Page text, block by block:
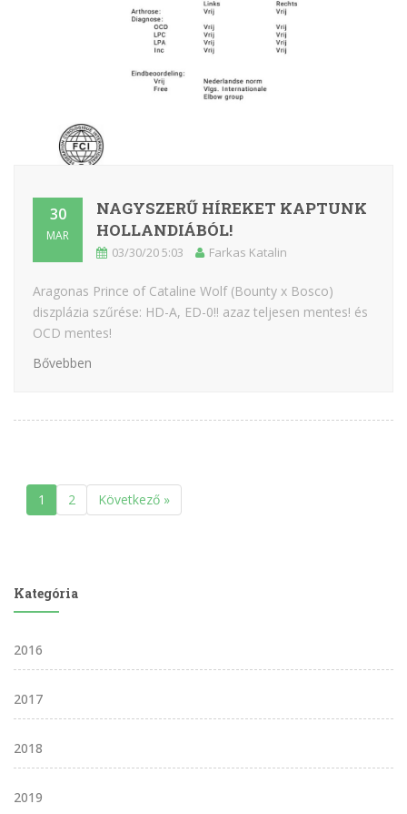
30
MAR
NAGYSZERŰ HÍREKET KAPTUNK
HOLLANDIÁBÓL!
03/30/20 5:03 Farkas Katalin
Aragonas Prince of Cataline Wolf (Bounty x Bosco)
diszplázia szűrése: HD-A, ED-0!! azaz teljesen mentes! és
OCD mentes!
Bővebben
1 2 Következő »
Kategória
2016
2017
2018
2019